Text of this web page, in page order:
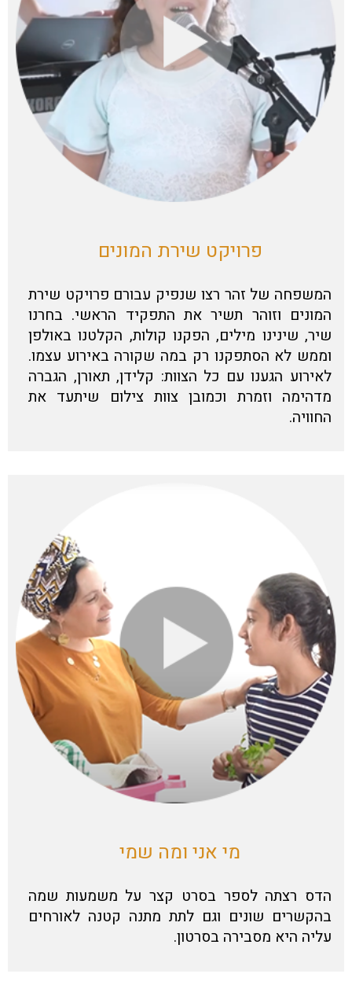
פרויקט שירת המונים
המשפחה של זהר רצו שנפיק עבורם פרויקט שירת
המונים וזוהר תשיר את התפקיד הראשי. בחרנו
שיר, שינינו מילים, הפקנו קולות, הקלטנו באולפן
וממש לא הסתפקנו רק במה שקורה באירוע עצמו.
לאירוע הגענו עם כל הצוות: קלידן, תאורן, הגברה
מדהימה וזמרת וכמובן צוות צילום שיתעד את
החוויה.
מי אני ומה שמי
הדס רצתה לספר בסרט קצר על משמעות שמה
בהקשרים שונים וגם לתת מתנה קטנה לאורחים
עליה היא מסבירה בסרטון.